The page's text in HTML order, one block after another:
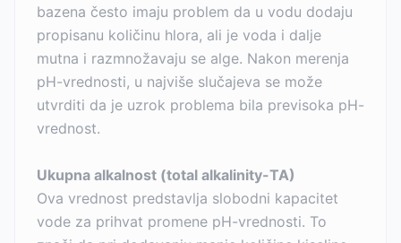
bazena često imaju problem da u vodu dodaju
propisanu količinu hlora, ali je voda i dalje
mutna i razmnožavaju se alge. Nakon merenja
pH-vrednosti, u najviše slučajeva se može
utvrditi da je uzrok problema bila previsoka pH-
vrednost.
Ukupna alkalnost (total alkalinity-TA)
Ova vrednost predstavlja slobodni kapacitet
vode za prihvat promene pH-vrednosti. To